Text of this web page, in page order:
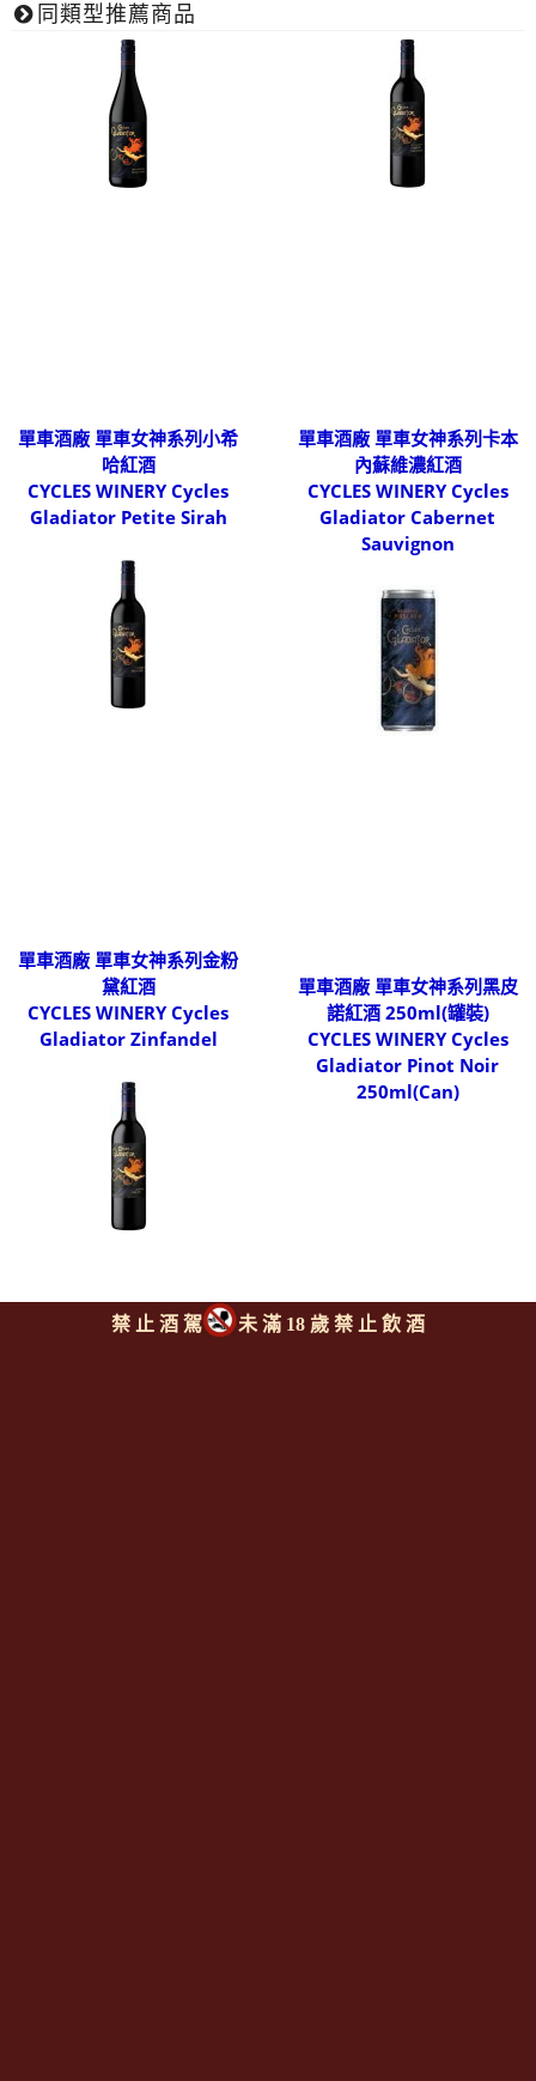
同類型推薦商品
單車酒廠 單車女神系列小希
哈紅酒
CYCLES WINERY Cycles
Gladiator Petite Sirah
單車酒廠 單車女神系列卡本
內蘇維濃紅酒
CYCLES WINERY Cycles
Gladiator Cabernet
Sauvignon
單車酒廠 單車女神系列金粉
黛紅酒
CYCLES WINERY Cycles
Gladiator Zinfandel
單車酒廠 單車女神系列黑皮
諾紅酒 250ml(罐裝)
CYCLES WINERY Cycles
Gladiator Pinot Noir
250ml(Can)
禁 止 酒 駕 未 滿 18 歲 禁 止 飲 酒